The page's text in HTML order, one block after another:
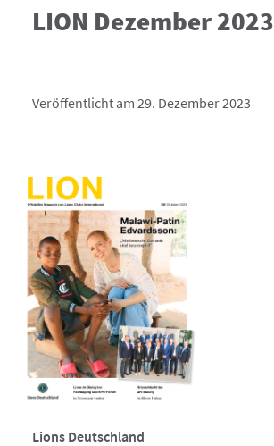
LION Dezember 2023
Veröffentlicht am 29. Dezember 2023
Lions Deutschland